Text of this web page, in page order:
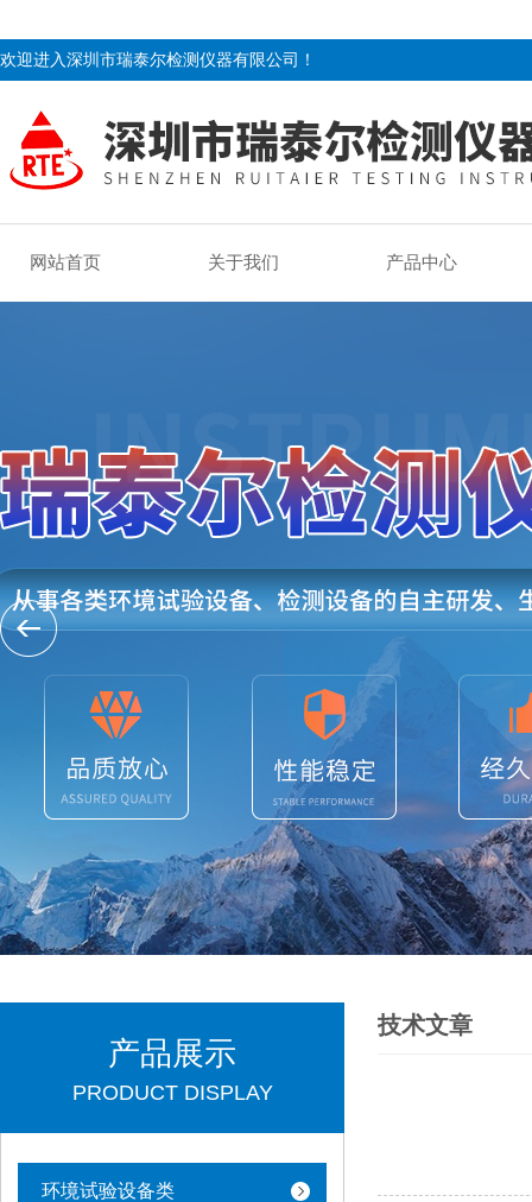
欢迎进入深圳市瑞泰尔检测仪器有限公司！
网站首页 关于我们 产品中心
产品展示
PRODUCT DISPLAY
环境试验设备类
技术文章